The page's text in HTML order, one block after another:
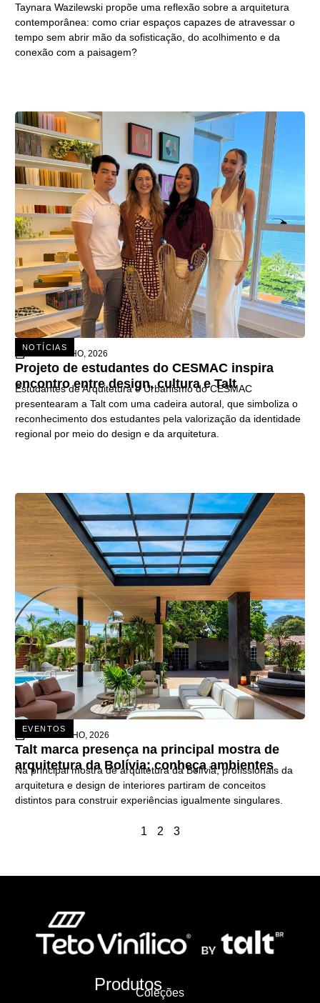
Taynara Wazilewski propõe uma reflexão sobre a arquitetura
contemporânea: como criar espaços capazes de atravessar o
tempo sem abrir mão da sofisticação, do acolhimento e da
conexão com a paisagem?
NOTÍCIAS
15 DE JULHO, 2026
Projeto de estudantes do CESMAC inspira
encontro entre design, cultura e Talt
Estudantes de Arquitetura e Urbanismo do CESMAC
presentearam a Talt com uma cadeira autoral, que simboliza o
reconhecimento dos estudantes pela valorização da identidade
regional por meio do design e da arquitetura.
EVENTOS
26 DE JUNHO, 2026
Talt marca presença na principal mostra de
arquitetura da Bolívia; conheça ambientes
Na principal mostra de arquitetura da Bolívia, profissionais da
arquitetura e design de interiores partiram de conceitos
distintos para construir experiências igualmente singulares.
1 2 3
Produtos
Coleções